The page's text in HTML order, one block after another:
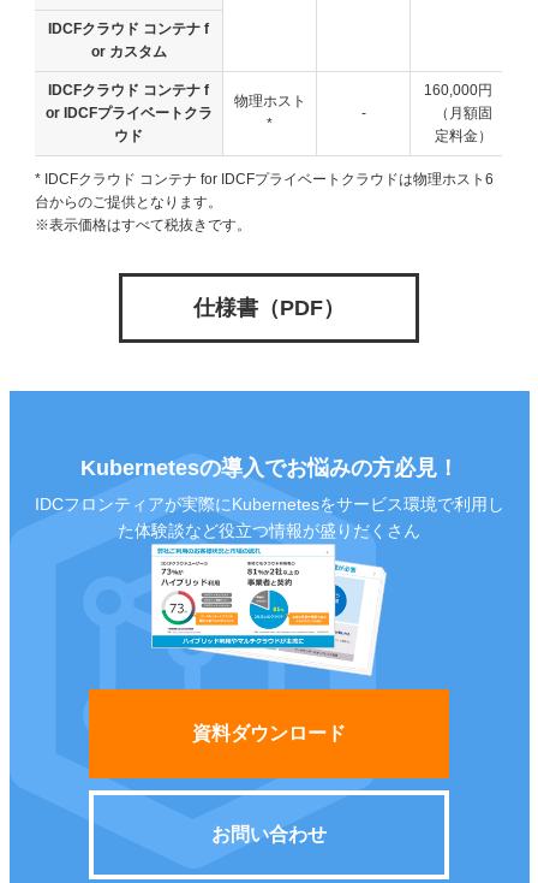
IDCFクラウド コンテナ f
or カスタム
IDCFクラウド コンテナ f
or IDCFプライベートクラ
ウド
物理ホスト
*
-
160,000円
（月額固
定料金）
* IDCFクラウド コンテナ for IDCFプライベートクラウドは物理ホスト6
台からのご提供となります。
※表示価格はすべて税抜きです。
仕様書（PDF）
Kubernetesの導入でお悩みの方必見！
IDCフロンティアが実際にKubernetesをサービス環境で利用し
た体験談など役立つ情報が盛りだくさん
資料ダウンロード
お問い合わせ